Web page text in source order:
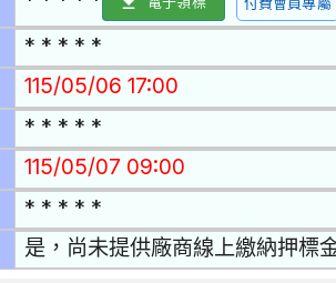
* * * * *
115/05/06 17:00
* * * * *
115/05/07 09:00
* * * * *
是，尚未提供廠商線上繳納押標